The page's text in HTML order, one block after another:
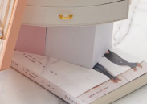
冊。若發現惡意使用之情形，
用額度並採取法律行動。